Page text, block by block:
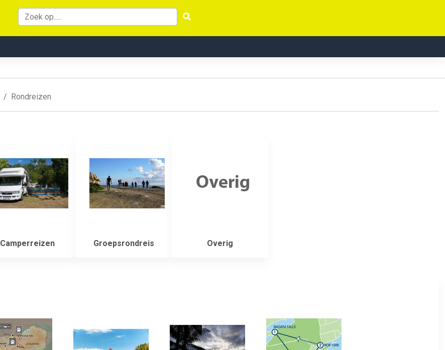
Rondreizen
Camperreizen Groepsrondreis Overig